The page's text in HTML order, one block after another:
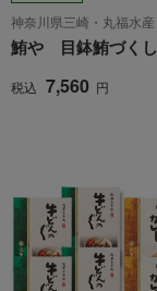
神奈川県三崎・丸福水産
鮪や 目鉢鮪づく
税込 7,560 円